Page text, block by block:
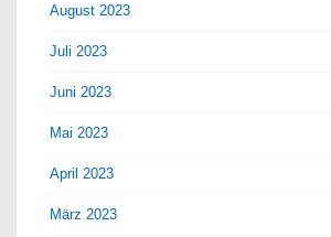
August 2023
Juli 2023
Juni 2023
Mai 2023
April 2023
März 2023